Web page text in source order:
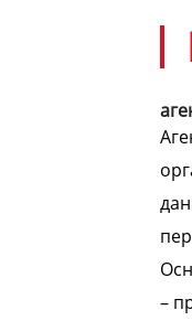
–